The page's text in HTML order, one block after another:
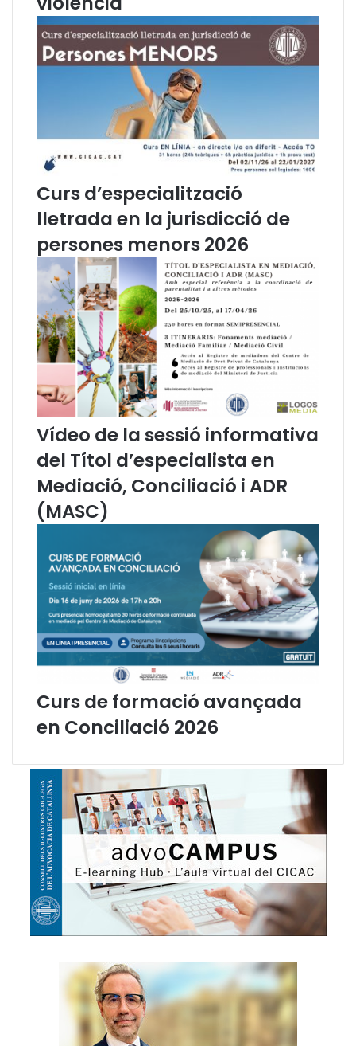
I
N
S
.
a
o
n
d
a
d
e
l
S
.
X
X
I
?
Curs d’especialització
lletrada en la jurisdicció de
persones menors 2026
Vídeo de la sessió informativa
del Títol d’especialista en
Mediació, Conciliació i ADR
(MASC)
Curs de formació avançada
en Conciliació 2026